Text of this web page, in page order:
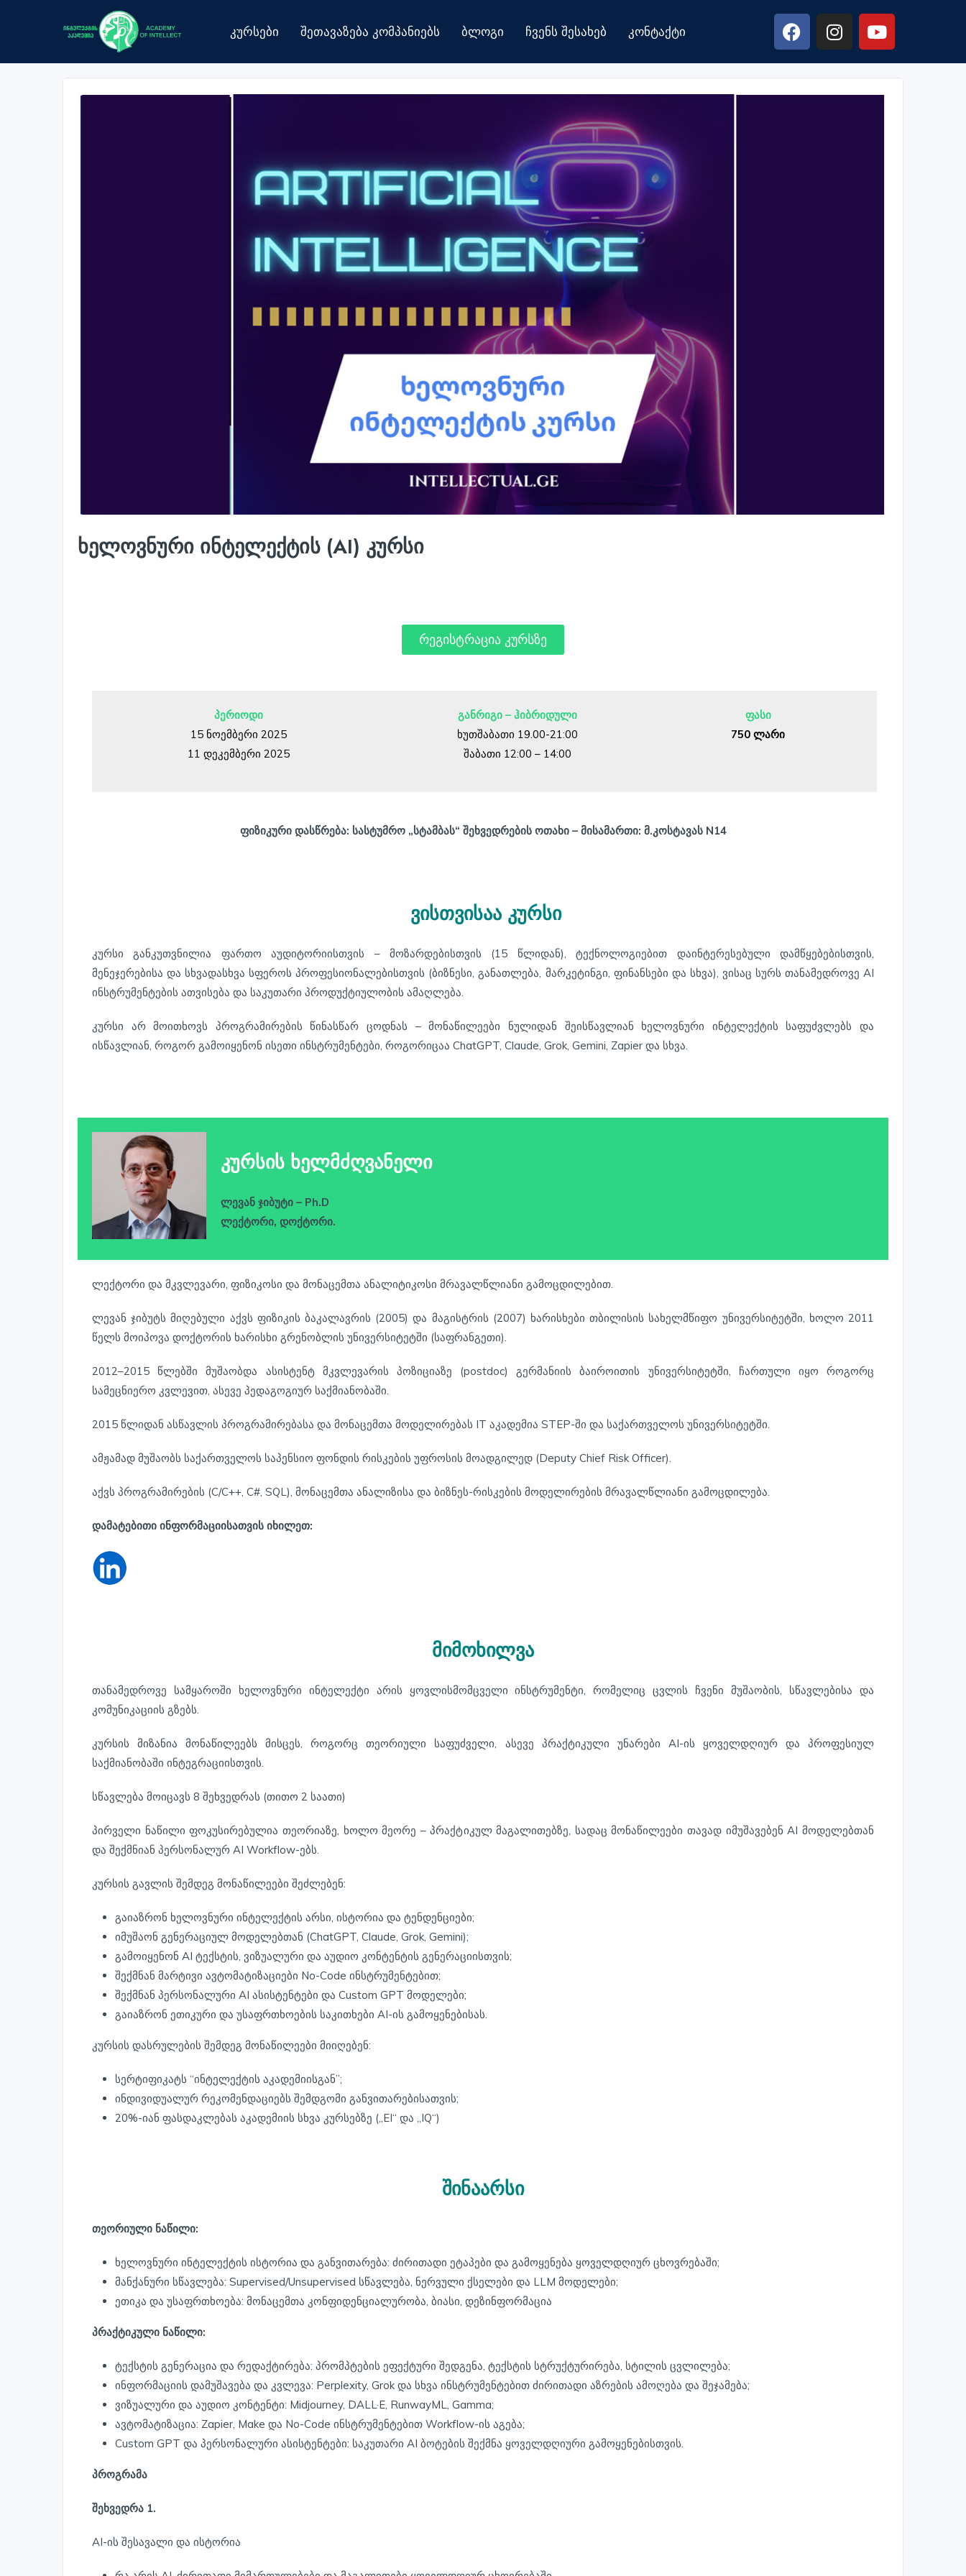
Კურსები Შეთავაზება Კომპანიებს Ბლოგი Ჩვენს Შესახებ Კონტაქტი
ხელოვნური ინტელექტის (AI) კურსი
რეგისტრაცია კურსზე
პერიოდი
15 ნოემბერი 2025
11 დეკემბერი 2025
განრიგი – ჰიბრიდული
ხუთშაბათი 19.00-21:00
შაბათი 12:00 – 14:00
ფასი
750 ლარი
ფიზიკური დასწრება: სასტუმრო „სტამბას“ შეხვედრების ოთახი – მისამართი: მ.კოსტავას N14
ვისთვისაა კურსი
კურსი განკუთვნილია ფართო აუდიტორიისთვის – მოზარდებისთვის (15 წლიდან), ტექნოლოგიებით დაინტერესებული დამწყებებისთვის,
მენეჯერებისა და სხვადასხვა სფეროს პროფესიონალებისთვის (ბიზნესი, განათლება, მარკეტინგი, ფინანსები და სხვა), ვისაც სურს თანამედროვე AI
ინსტრუმენტების ათვისება და საკუთარი პროდუქტიულობის ამაღლება.
კურსი არ მოითხოვს პროგრამირების წინასწარ ცოდნას – მონაწილეები ნულიდან შეისწავლიან ხელოვნური ინტელექტის საფუძვლებს და
ისწავლიან, როგორ გამოიყენონ ისეთი ინსტრუმენტები, როგორიცაა ChatGPT, Claude, Grok, Gemini, Zapier და სხვა.
კურსის ხელმძღვანელი
ლევან ჯიბუტი – Ph.D
ლექტორი, დოქტორი.
ლექტორი და მკვლევარი, ფიზიკოსი და მონაცემთა ანალიტიკოსი მრავალწლიანი გამოცდილებით.
ლევან ჯიბუტს მიღებული აქვს ფიზიკის ბაკალავრის (2005) და მაგისტრის (2007) ხარისხები თბილისის სახელმწიფო უნივერსიტეტში, ხოლო 2011
წელს მოიპოვა დოქტორის ხარისხი გრენობლის უნივერსიტეტში (საფრანგეთი).
2012–2015 წლებში მუშაობდა ასისტენტ მკვლევარის პოზიციაზე (postdoc) გერმანიის ბაიროითის უნივერსიტეტში, ჩართული იყო როგორც
სამეცნიერო კვლევით, ასევე პედაგოგიურ საქმიანობაში.
2015 წლიდან ასწავლის პროგრამირებასა და მონაცემთა მოდელირებას IT აკადემია STEP-ში და საქართველოს უნივერსიტეტში.
ამჟამად მუშაობს საქართველოს საპენსიო ფონდის რისკების უფროსის მოადგილედ (Deputy Chief Risk Officer).
აქვს პროგრამირების (C/C++, C#, SQL), მონაცემთა ანალიზისა და ბიზნეს-რისკების მოდელირების მრავალწლიანი გამოცდილება.
დამატებითი ინფორმაციისათვის იხილეთ:
მიმოხილვა
თანამედროვე სამყაროში ხელოვნური ინტელექტი არის ყოვლისმომცველი ინსტრუმენტი, რომელიც ცვლის ჩვენი მუშაობის, სწავლებისა და
კომუნიკაციის გზებს.
კურსის მიზანია მონაწილეებს მისცეს, როგორც თეორიული საფუძველი, ასევე პრაქტიკული უნარები AI-ის ყოველდღიურ და პროფესიულ
საქმიანობაში ინტეგრაციისთვის.
სწავლება მოიცავს 8 შეხვედრას (თითო 2 საათი)
პირველი ნაწილი ფოკუსირებულია თეორიაზე, ხოლო მეორე – პრაქტიკულ მაგალითებზე, სადაც მონაწილეები თავად იმუშავებენ AI მოდელებთან
და შექმნიან პერსონალურ AI Workflow-ებს.
კურსის გავლის შემდეგ მონაწილეები შეძლებენ:
გაიაზრონ ხელოვნური ინტელექტის არსი, ისტორია და ტენდენციები;
იმუშაონ გენერაციულ მოდელებთან (ChatGPT, Claude, Grok, Gemini);
გამოიყენონ AI ტექსტის, ვიზუალური და აუდიო კონტენტის გენერაციისთვის;
შექმნან მარტივი ავტომატიზაციები No-Code ინსტრუმენტებით;
შექმნან პერსონალური AI ასისტენტები და Custom GPT მოდელები;
გაიაზრონ ეთიკური და უსაფრთხოების საკითხები AI-ის გამოყენებისას.
კურსის დასრულების შემდეგ მონაწილეები მიიღებენ:
სერტიფიკატს “ინტელექტის აკადემიისგან”;
ინდივიდუალურ რეკომენდაციებს შემდგომი განვითარებისათვის;
20%-იან ფასდაკლებას აკადემიის სხვა კურსებზე („EI“ და „IQ“)
შინაარსი
თეორიული ნაწილი:
ხელოვნური ინტელექტის ისტორია და განვითარება: ძირითადი ეტაპები და გამოყენება ყოველდღიურ ცხოვრებაში;
მანქანური სწავლება: Supervised/Unsupervised სწავლება, ნერვული ქსელები და LLM მოდელები;
ეთიკა და უსაფრთხოება: მონაცემთა კონფიდენციალურობა, ბიასი, დეზინფორმაცია
პრაქტიკული ნაწილი:
ტექსტის გენერაცია და რედაქტირება: პრომპტების ეფექტური შედგენა, ტექსტის სტრუქტურირება, სტილის ცვლილება;
ინფორმაციის დამუშავება და კვლევა: Perplexity, Grok და სხვა ინსტრუმენტებით ძირითადი აზრების ამოღება და შეჯამება;
ვიზუალური და აუდიო კონტენტი: Midjourney, DALL·E, RunwayML, Gamma;
ავტომატიზაცია: Zapier, Make და No-Code ინსტრუმენტებით Workflow-ის აგება;
Custom GPT და პერსონალური ასისტენტები: საკუთარი AI ბოტების შექმნა ყოველდღიური გამოყენებისთვის.
პროგრამა
შეხვედრა 1.
AI-ის შესავალი და ისტორია